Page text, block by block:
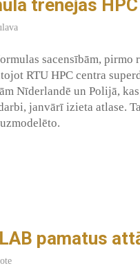
trenējas
sacensībām,
RTU HPC centra
Nīderlandē un Polijā,
janvārī izieta atlase.
pamatus